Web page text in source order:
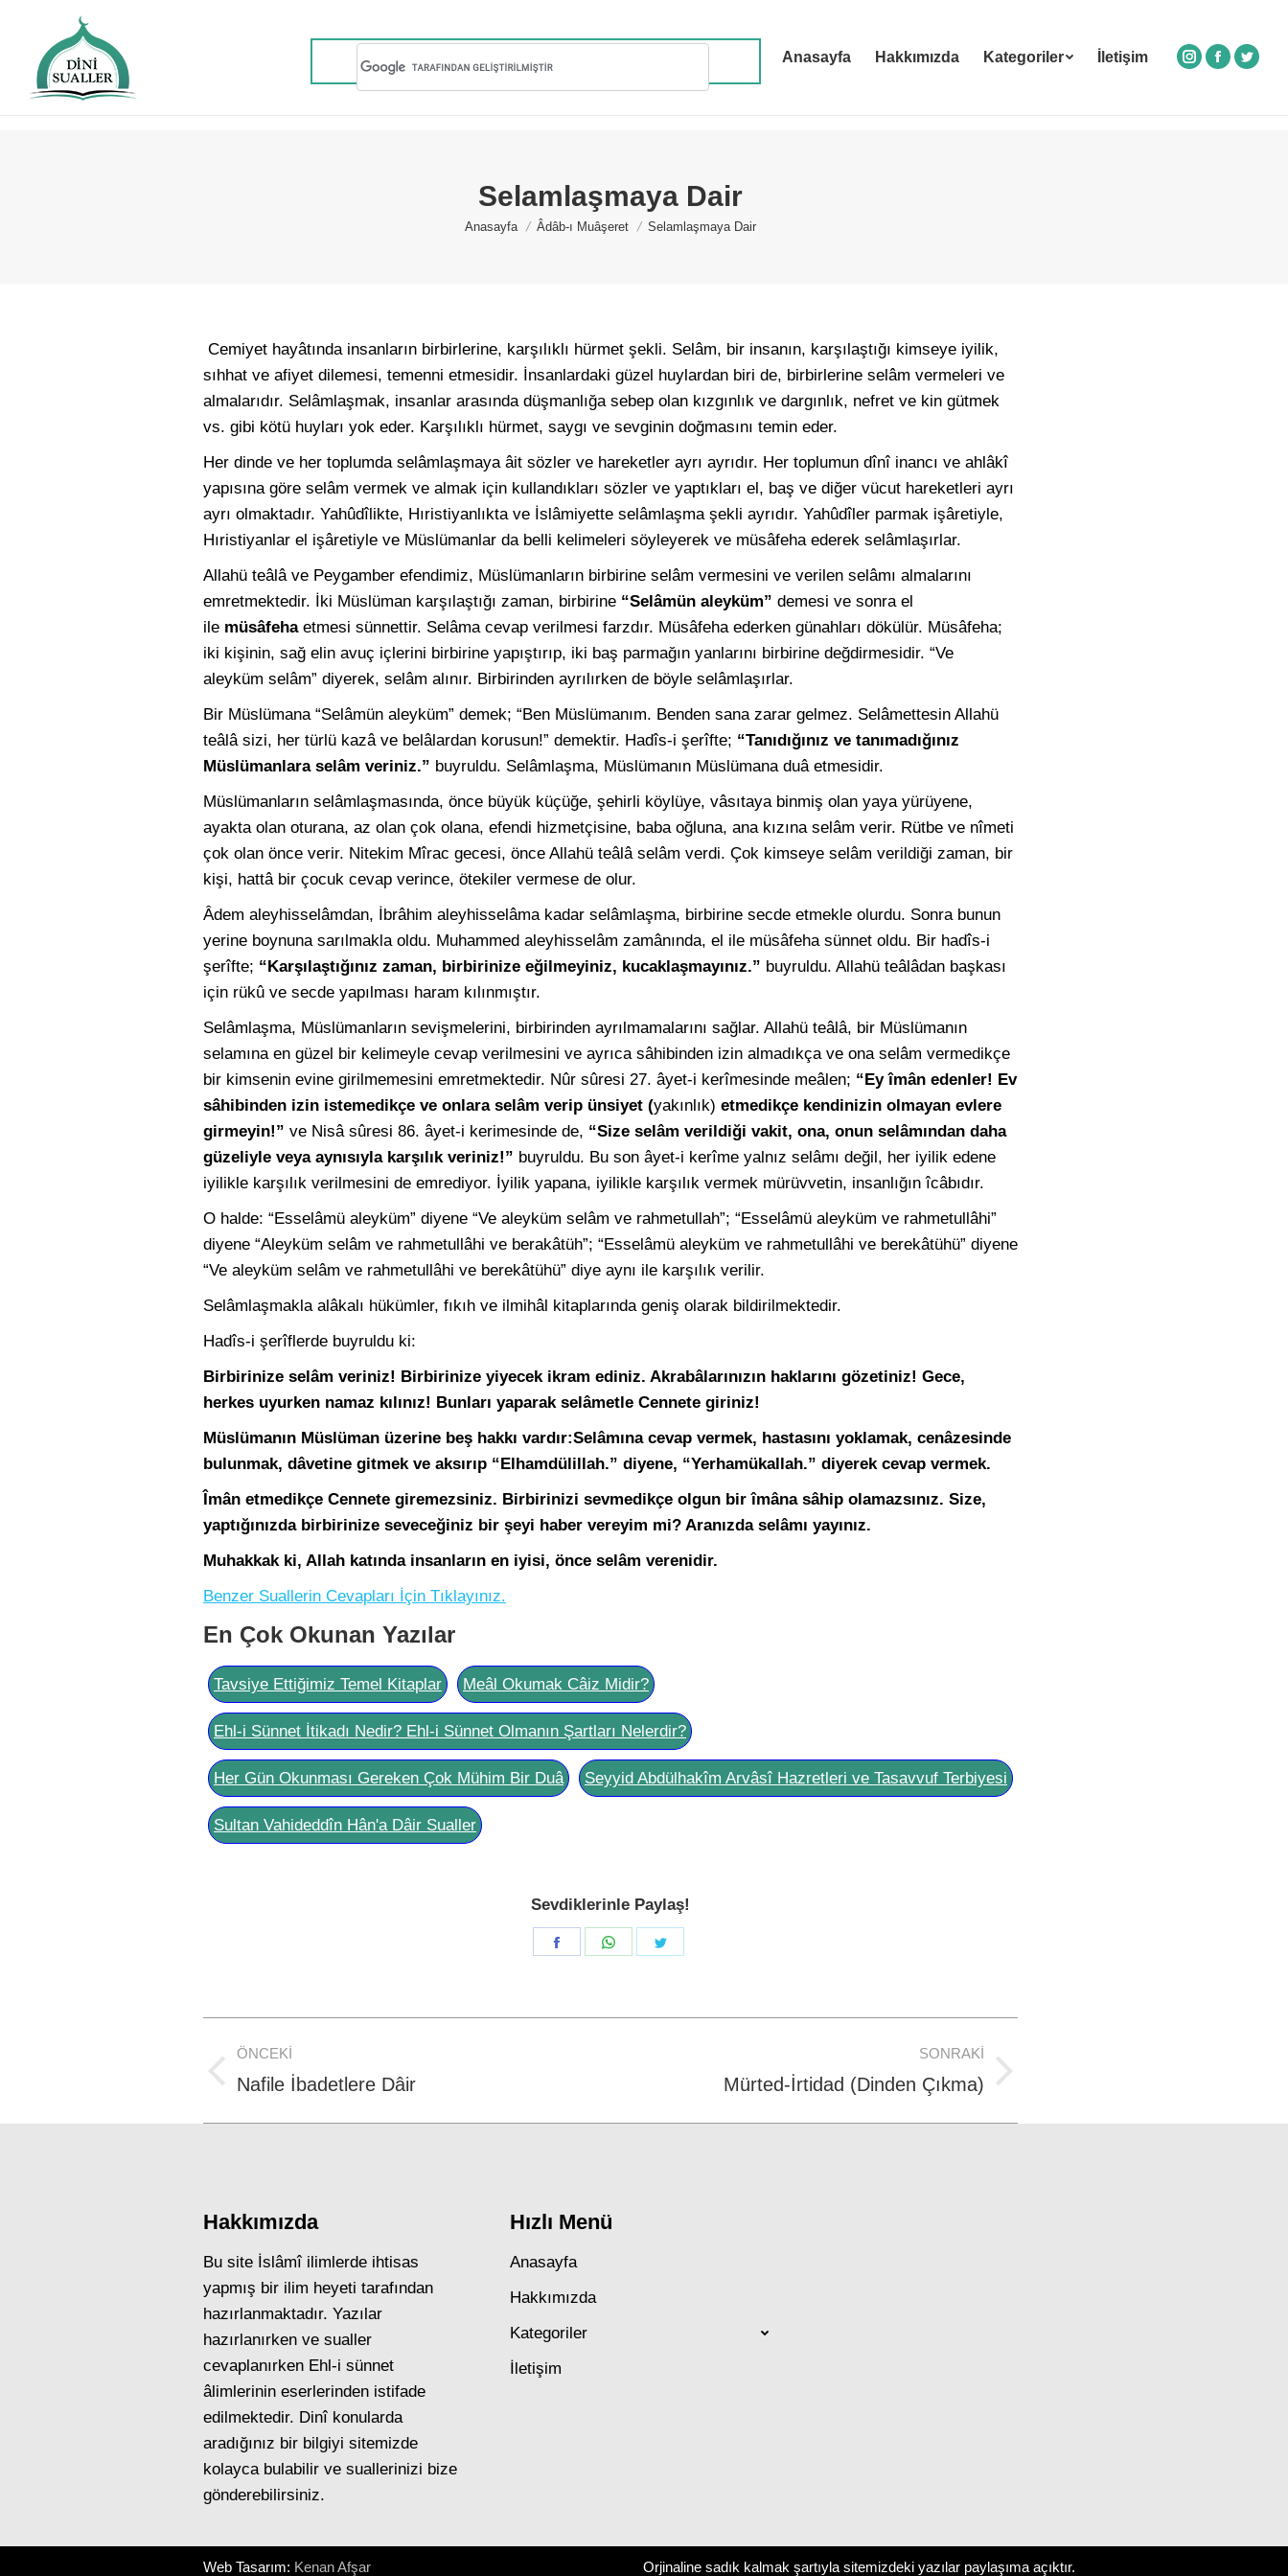
Anasayfa Hakkımızda Kategoriler İletişim
Instagram
Facebook
Selamlaşmaya Dair
You are here:
Anasayfa Âdâb-ı Muâşeret Selamlaşmaya Dair
Cemiyet hayâtında insanların birbirlerine, karşılıklı hürmet şekli. Selâm, bir insanın, karşılaştığı kimseye iyilik,
sıhhat ve afiyet dilemesi, temenni etmesidir. İnsanlardaki güzel huylardan biri de, birbirlerine selâm vermeleri ve
almalarıdır. Selâmlaşmak, insanlar arasında düşmanlığa sebep olan kızgınlık ve dargınlık, nefret ve kin gütmek
vs. gibi kötü huyları yok eder. Karşılıklı hürmet, saygı ve sevginin doğmasını temin eder.
Her dinde ve her toplumda selâmlaşmaya âit sözler ve hareketler ayrı ayrıdır. Her toplumun dînî inancı ve ahlâkî
yapısına göre selâm vermek ve almak için kullandıkları sözler ve yaptıkları el, baş ve diğer vücut hareketleri ayrı
ayrı olmaktadır. Yahûdîlikte, Hıristiyanlıkta ve İslâmiyette selâmlaşma şekli ayrıdır. Yahûdîler parmak işâretiyle,
Hıristiyanlar el işâretiyle ve Müslümanlar da belli kelimeleri söyleyerek ve müsâfeha ederek selâmlaşırlar.
Allahü teâlâ ve Peygamber efendimiz, Müslümanların birbirine selâm vermesini ve verilen selâmı almalarını
emretmektedir. İki Müslüman karşılaştığı zaman, birbirine “Selâmün aleyküm” demesi ve sonra el
ile müsâfehaetmesi sünnettir. Selâma cevap verilmesi farzdır. Müsâfeha ederken günahları dökülür. Müsâfeha;
iki kişinin, sağ elin avuç içlerini birbirine yapıştırıp, iki baş parmağın yanlarını birbirine değdirmesidir. “Ve
aleyküm selâm” diyerek, selâm alınır. Birbirinden ayrılırken de böyle selâmlaşırlar.
Bir Müslümana “Selâmün aleyküm” demek; “Ben Müslümanım. Benden sana zarar gelmez. Selâmettesin Allahü
teâlâ sizi, her türlü kazâ ve belâlardan korusun!” demektir. Hadîs-i şerîfte; “Tanıdığınız ve tanımadığınız
Müslümanlara selâm veriniz.” buyruldu. Selâmlaşma, Müslümanın Müslümana duâ etmesidir.
Müslümanların selâmlaşmasında, önce büyük küçüğe, şehirli köylüye, vâsıtaya binmiş olan yaya yürüyene,
ayakta olan oturana, az olan çok olana, efendi hizmetçisine, baba oğluna, ana kızına selâm verir. Rütbe ve nîmeti
çok olan önce verir. Nitekim Mîrac gecesi, önce Allahü teâlâ selâm verdi. Çok kimseye selâm verildiği zaman, bir
kişi, hattâ bir çocuk cevap verince, ötekiler vermese de olur.
Âdem aleyhisselâmdan, İbrâhim aleyhisselâma kadar selâmlaşma, birbirine secde etmekle olurdu. Sonra bunun
yerine boynuna sarılmakla oldu. Muhammed aleyhisselâm zamânında, el ile müsâfeha sünnet oldu. Bir hadîs-i
şerîfte; “Karşılaştığınız zaman, birbirinize eğilmeyiniz, kucaklaşmayınız.” buyruldu. Allahü teâlâdan başkası
için rükû ve secde yapılması haram kılınmıştır.
Selâmlaşma, Müslümanların sevişmelerini, birbirinden ayrılmamalarını sağlar. Allahü teâlâ, bir Müslümanın
selamına en güzel bir kelimeyle cevap verilmesini ve ayrıca sâhibinden izin almadıkça ve ona selâm vermedikçe
bir kimsenin evine girilmemesini emretmektedir. Nûr sûresi 27. âyet-i kerîmesinde meâlen; “Ey îmân edenler! Ev
sâhibinden izin istemedikçe ve onlara selâm verip ünsiyet (yakınlık) etmedikçe kendinizin olmayan evlere
girmeyin!” ve Nisâ sûresi 86. âyet-i kerimesinde de, “Size selâm verildiği vakit, ona, onun selâmından daha
güzeliyle veya aynısıyla karşılık veriniz!” buyruldu. Bu son âyet-i kerîme yalnız selâmı değil, her iyilik edene
iyilikle karşılık verilmesini de emrediyor. İyilik yapana, iyilikle karşılık vermek mürüvvetin, insanlığın îcâbıdır.
O halde: “Esselâmü aleyküm” diyene “Ve aleyküm selâm ve rahmetullah”; “Esselâmü aleyküm ve rahmetullâhi”
diyene “Aleyküm selâm ve rahmetullâhi ve berakâtüh”; “Esselâmü aleyküm ve rahmetullâhi ve berekâtühü” diyene
“Ve aleyküm selâm ve rahmetullâhi ve berekâtühü” diye aynı ile karşılık verilir.
Selâmlaşmakla alâkalı hükümler, fıkıh ve ilmihâl kitaplarında geniş olarak bildirilmektedir.
Hadîs-i şerîflerde buyruldu ki:
Birbirinize selâm veriniz! Birbirinize yiyecek ikram ediniz. Akrabâlarınızın haklarını gözetiniz! Gece,
herkes uyurken namaz kılınız! Bunları yaparak selâmetle Cennete giriniz!
Müslümanın Müslüman üzerine beş hakkı vardır:Selâmınacevap vermek, hastasını yoklamak, cenâzesinde
bulunmak, dâvetine gitmek ve aksırıp “Elhamdülillah.” diyene, “Yerhamükallah.” diyerek cevap vermek.
Îmân etmedikçe Cennete giremezsiniz. Birbirinizi sevmedikçe olgun bir îmâna sâhip olamazsınız. Size,
yaptığınızda birbirinize seveceğiniz bir şeyi haber vereyim mi? Aranızda selâmı yayınız.
Muhakkak ki, Allah katında insanların en iyisi, önce selâm verenidir.
Benzer Suallerin Cevapları İçin Tıklayınız.
En Çok Okunan Yazılar
Tavsiye Ettiğimiz Temel Kitaplar Meâl Okumak Câiz Midir?
Ehl-i Sünnet İtikadı Nedir? Ehl-i Sünnet Olmanın Şartları Nelerdir?
Her Gün Okunması Gereken Çok Mühim Bir Duâ Seyyid Abdülhakîm Arvâsî Hazretleri ve Tasavvuf Terbiyesi
Sultan Vahideddîn Hân'a Dâir Sualler
Sevdiklerinle Paylaş!
Share
Share
Post
navigation
ÖNCEKI
Previous
Nafile İbadetlere Dâir
SONRAKI
Mürted-İrtidad (Dinden Çıkma)
Hakkımızda
Bu site İslâmî ilimlerde ihtisas
yapmış bir ilim heyeti tarafından
hazırlanmaktadır. Yazılar
hazırlanırken ve sualler
cevaplanırken Ehl-i sünnet
âlimlerinin eserlerinden istifade
edilmektedir. Dinî konularda
aradığınız bir bilgiyi sitemizde
kolayca bulabilir ve suallerinizi bize
gönderebilirsiniz.
Hızlı Menü
Anasayfa
Hakkımızda
Kategoriler
İletişim
Web Tasarım: Kenan Afşar Orjinaline sadık kalmak şartıyla sitemizdeki yazılar paylaşıma açıktır.